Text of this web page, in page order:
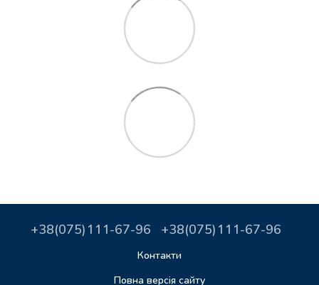
+38(075)111-67-96 +38(075)111-67-96
Контакти
Повна версія сайту